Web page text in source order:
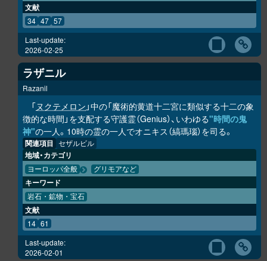
文献
34 47 57
Last-update:
2026-02-25
ラザニル
Razanil
「ヌクテメロン 」中の「魔術的黄道十二宮に類似する十二の象
徴的な時間」を支配する守護霊（Genius）、いわゆる"時間の鬼
神"の一人。10時の霊の一人でオニキス（縞瑪瑙）を司る。
関連項目 セザルビル
地域・カテゴリ
ヨーロッパ全般 グリモアなど
キーワード
岩石・鉱物・宝石
文献
14 61
Last-update:
2026-02-01